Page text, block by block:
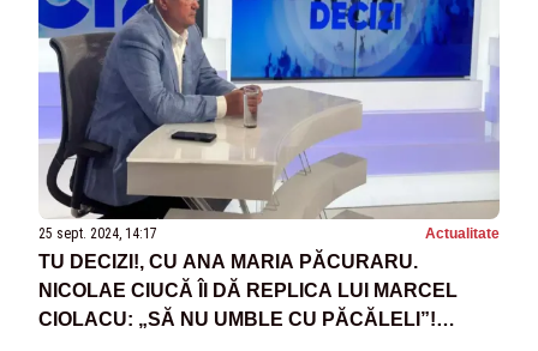
25 sept. 2024, 14:17 Actualitate
TU DECIZI!, CU ANA MARIA PĂCURARU.
NICOLAE CIUCĂ ÎI DĂ REPLICA LUI MARCEL
CIOLACU: „SĂ NU UMBLE CU PĂCĂLELI”!